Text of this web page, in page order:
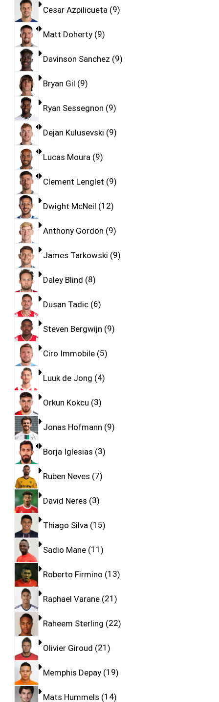
Cesar Azpilicueta 9
Matt Doherty 9
Davinson Sanchez 9
Bryan Gil 9
Ryan Sessegnon 9
Dejan Kulusevski 9
Lucas Moura 9
Clement Lenglet 9
Dwight McNeil 12
Anthony Gordon 9
James Tarkowski 9
Daley Blind 8
Dusan Tadic 6
Steven Bergwijn 9
Ciro Immobile 5
Luuk de Jong 4
Orkun Kokcu 3
Jonas Hofmann 9
Borja Iglesias 3
Ruben Neves 7
David Neres 3
Thiago Silva 15
Sadio Mane 11
Roberto Firmino 13
Raphael Varane 21
Raheem Sterling 22
Olivier Giroud 21
Memphis Depay 19
Mats Hummels 14